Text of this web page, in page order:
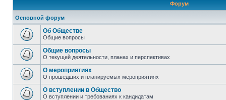
Форум
Основной форум
Об Обществе
Общие вопросы
Общие вопросы
О текущей деятельности, планах и перспективах
О мероприятиях
О прошедших и планируемых мероприятиях
О вступлении в Общество
О вступлении и требованиях к кандидатам